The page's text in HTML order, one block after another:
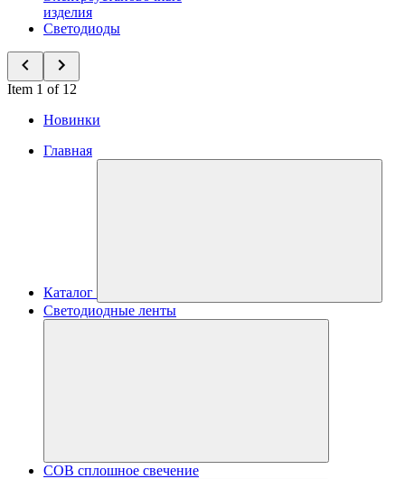
изделия
Светодиоды
Item 1 of 12
Новинки
Главная
Каталог
Светодиодные ленты
COB сплошное свечение